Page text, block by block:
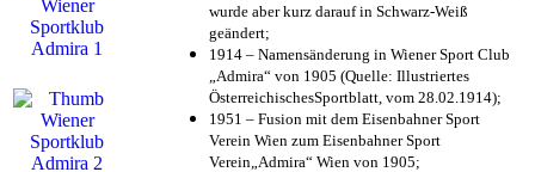
wurde aber kurz darauf in Schwarz-Weiß
geändert;
1914 – Namensänderung in Wiener Sport Club
„Admira“ von 1905 (Quelle: Illustriertes
ÖsterreichischesSportblatt, vom 28.02.1914);
1951 – Fusion mit dem Eisenbahner Sport
Verein Wien zum Eisenbahner Sport
Verein„Admira“ Wien von 1905;